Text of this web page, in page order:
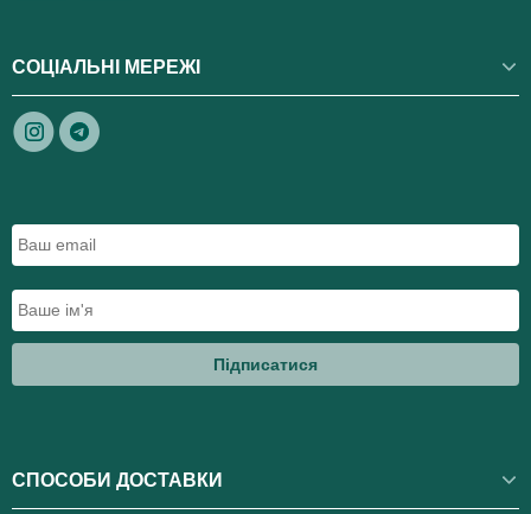
СОЦІАЛЬНІ МЕРЕЖІ
Підписатися
СПОСОБИ ДОСТАВКИ